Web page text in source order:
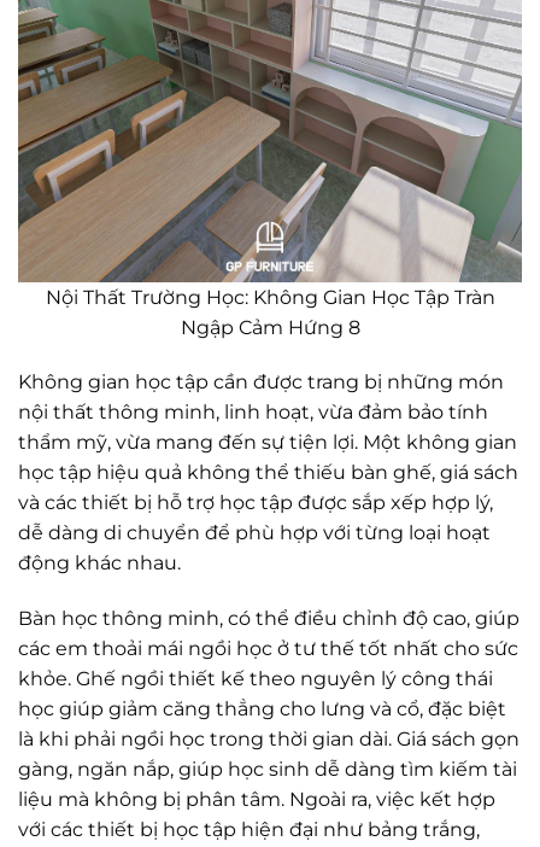
Nội Thất Trường Học: Không Gian Học Tập Tràn
Ngập Cảm Hứng 8
Không gian học tập cần được trang bị những món
nội thất thông minh, linh hoạt, vừa đảm bảo tính
thẩm mỹ, vừa mang đến sự tiện lợi. Một không gian
học tập hiệu quả không thể thiếu bàn ghế, giá sách
và các thiết bị hỗ trợ học tập được sắp xếp hợp lý,
dễ dàng di chuyển để phù hợp với từng loại hoạt
động khác nhau.
Bàn học thông minh, có thể điều chỉnh độ cao, giúp
các em thoải mái ngồi học ở tư thế tốt nhất cho sức
khỏe. Ghế ngồi thiết kế theo nguyên lý công thái
học giúp giảm căng thẳng cho lưng và cổ, đặc biệt
là khi phải ngồi học trong thời gian dài. Giá sách gọn
gàng, ngăn nắp, giúp học sinh dễ dàng tìm kiếm tài
liệu mà không bị phân tâm. Ngoài ra, việc kết hợp
với các thiết bị học tập hiện đại như bảng trắng,